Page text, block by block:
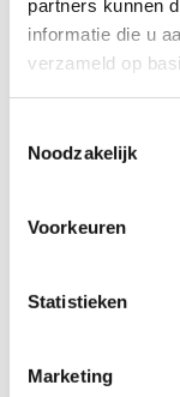
partners kunnen
informatie die u
verzameld op
Noodzakelijk
Voorkeuren
Statistieken
Marketing
Cover
Binnen